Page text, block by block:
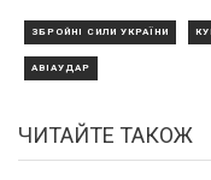
ЗБРОЙНІ СИЛИ УКРАЇНИ
АВІАУДАР
ЧИТАЙТЕ ТАКОЖ